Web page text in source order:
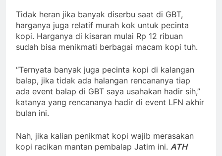
Tidak heran jika banyak diserbu saat di GBT,
harganya juga relatif murah kok untuk pecinta
kopi. Harganya di kisaran mulai Rp 12 ribuan
sudah bisa menikmati berbagai macam kopi tuh.
“Ternyata banyak juga pecinta kopi di kalangan
balap, jika tidak ada halangan rencananya tiap
ada event balap di GBT saya usahakan hadir sih,”
katanya yang rencananya hadir di event LFN akhir
bulan ini.
Nah, jika kalian penikmat kopi wajib merasakan
kopi racikan mantan pembalap Jatim ini. ATH